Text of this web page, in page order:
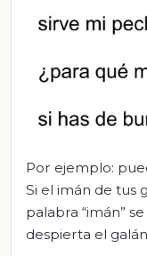
Por ejemplo:
Si el imán de tus
palabra “imán”
despierta el